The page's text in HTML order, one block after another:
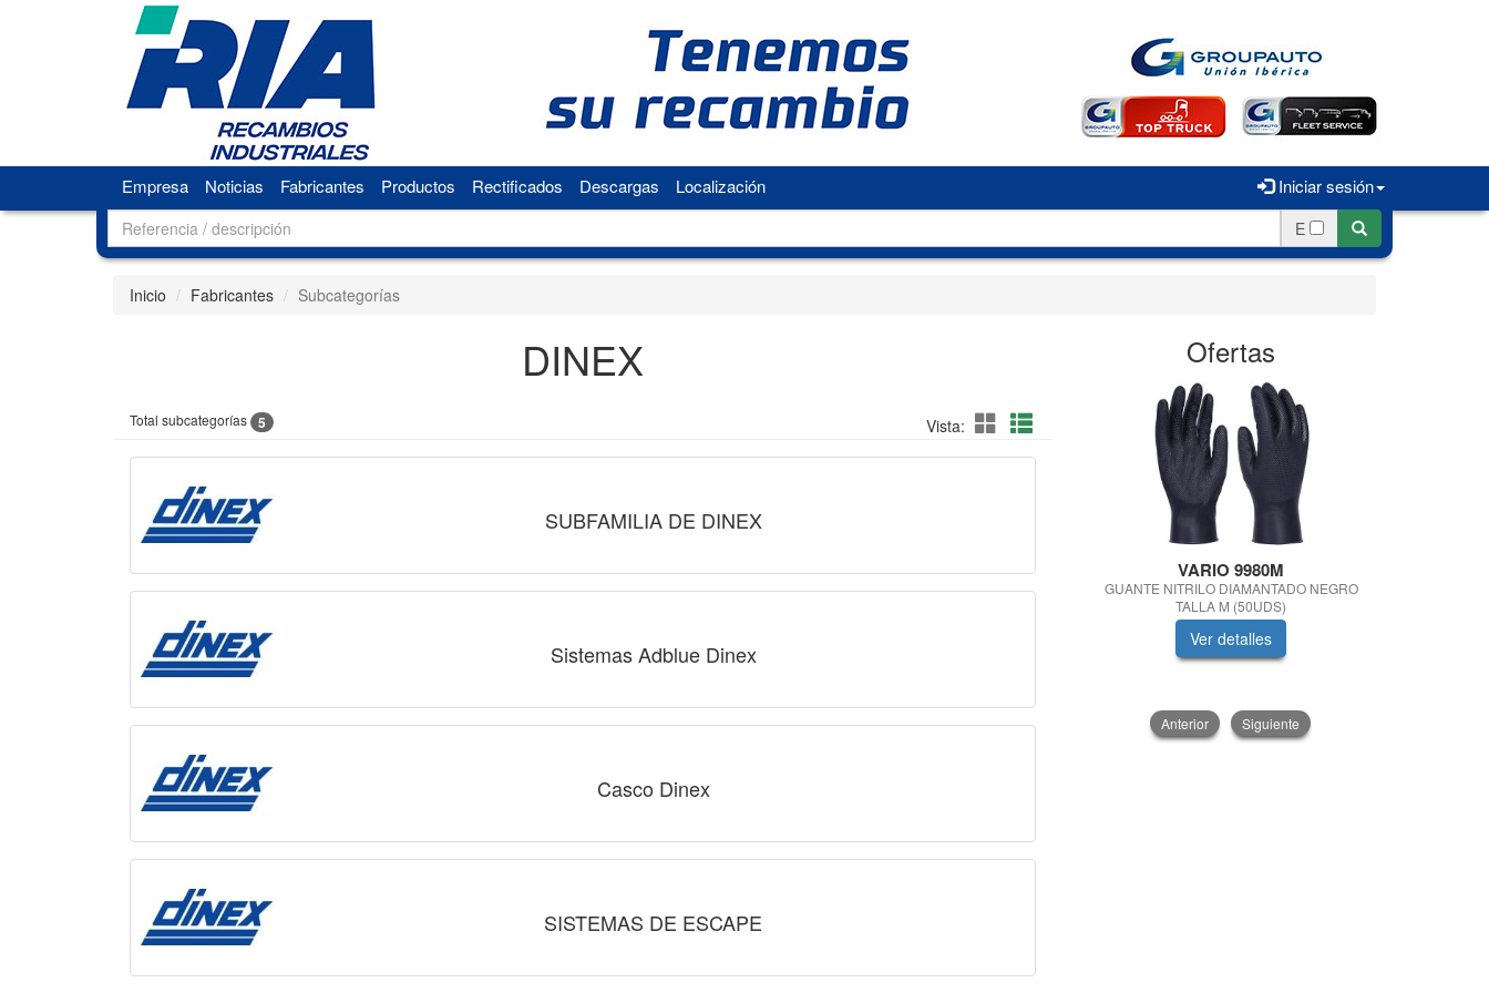
Iniciar sesión
Empresa Noticias Fabricantes Productos Rectificados Descargas Localización
E
Inicio Fabricantes Subcategorías
DINEX
Total subcategorías 5 Vista:
SUBFAMILIA DE DINEX
Sistemas Adblue Dinex
Casco Dinex
SISTEMAS DE ESCAPE
Ofertas
VARIO 9980M
GUANTE NITRILO DIAMANTADO NEGRO
TALLA M (50UDS)
Ver detalles
Anterior Siguiente